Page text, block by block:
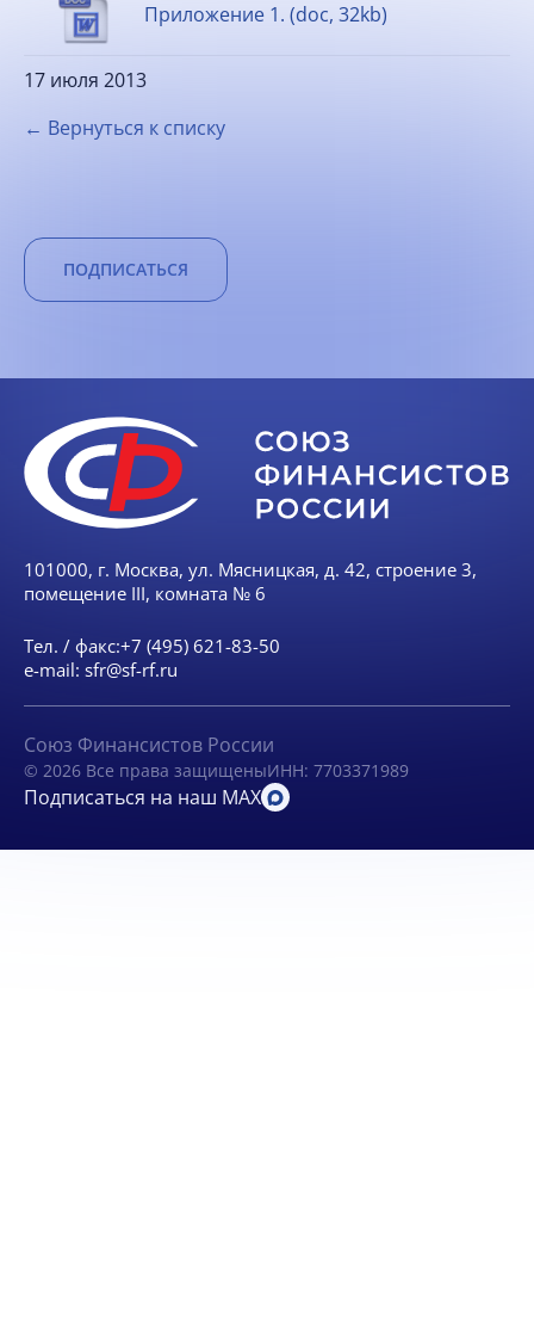
Приложение 1. (doc, 32kb)
17 июля 2013
← Вернуться к списку
ПОДПИСАТЬСЯ
101000, г. Москва, ул. Мясницкая, д. 42, строение 3,
помещение III, комната № 6
Тел. / факс:+7 (495) 621-83-50
e-mail: sfr@sf-rf.ru
Союз Финансистов России
© 2026 Все права защищеныИНН: 7703371989
Подписаться на наш MAX